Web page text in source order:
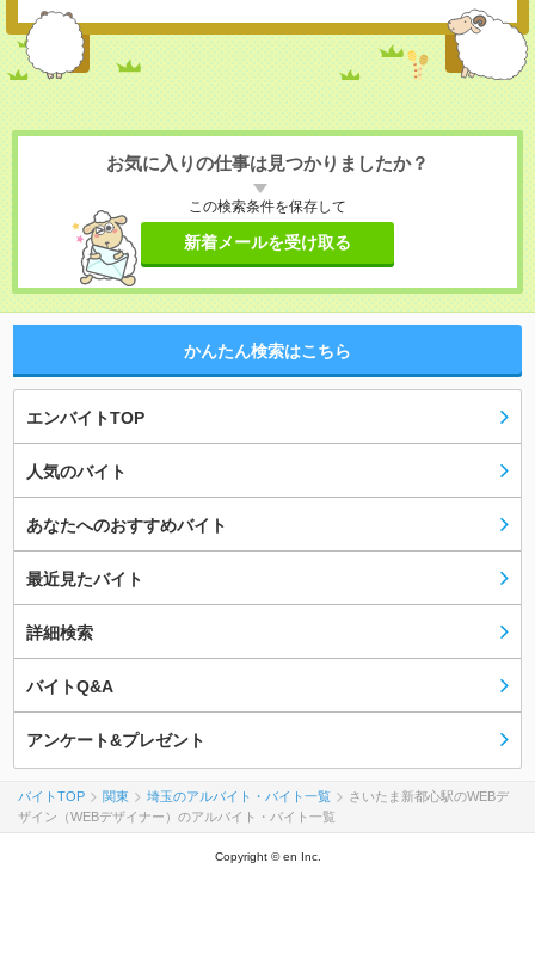
お気に入りの仕事は見つかりましたか？
この検索条件を保存して
新着メールを受け取る
かんたん検索はこちら
エンバイトTOP
人気のバイト
あなたへのおすすめバイト
最近見たバイト
詳細検索
バイトQ&A
アンケート&プレゼント
バイトTOP 関東 埼玉のアルバイト・バイト一覧
さいたま新都心駅のWEBデ
ザイン（WEBデザイナー）のアルバイト・バイト一覧
Copyright © en Inc.